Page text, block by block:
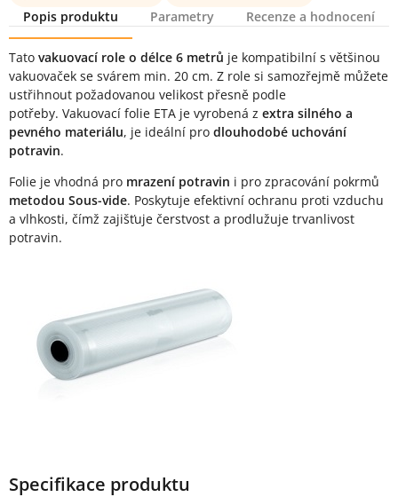
Popis produktu
Parametry Recenze a hodnocení
Popis produktu
Tato vakuovací role o délce 6 metrů je kompatibilní s většinou
vakuovaček se svárem min. 20 cm. Z role si samozřejmě můžete
ustřihnout požadovanou velikost přesně podle
potřeby. Vakuovací folie ETA je vyrobená z extra silného a
pevného materiálu, je ideální pro dlouhodobé uchování
potravin.
Folie je vhodná pro mrazení potravin i pro zpracování pokrmů
metodou Sous-vide. Poskytuje efektivní ochranu proti vzduchu
a vlhkosti, čímž zajišťuje čerstvost a prodlužuje trvanlivost
potravin.
Specifikace produktu